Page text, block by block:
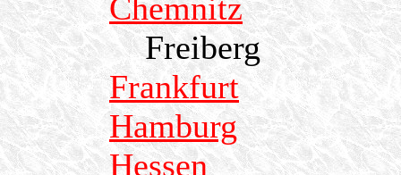
Chemnitz
Freiberg
Frankfurt
Hamburg
Hessen